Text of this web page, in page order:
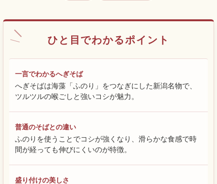
ひと目でわかるポイント
一言でわかるへぎそば
へぎそばは海藻「ふのり」をつなぎにした新潟名物で、
ツルツルの喉ごしと強いコシが魅力。
普通のそばとの違い
ふのりを使うことでコシが強くなり、滑らかな食感で時
間が経っても伸びにくいのが特徴。
盛り付けの美しさ